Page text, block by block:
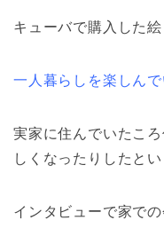
キューバで購入した
一人暮らしを楽しん
実家に住んでいたこ
しくなったりしたと
インタビューで家で